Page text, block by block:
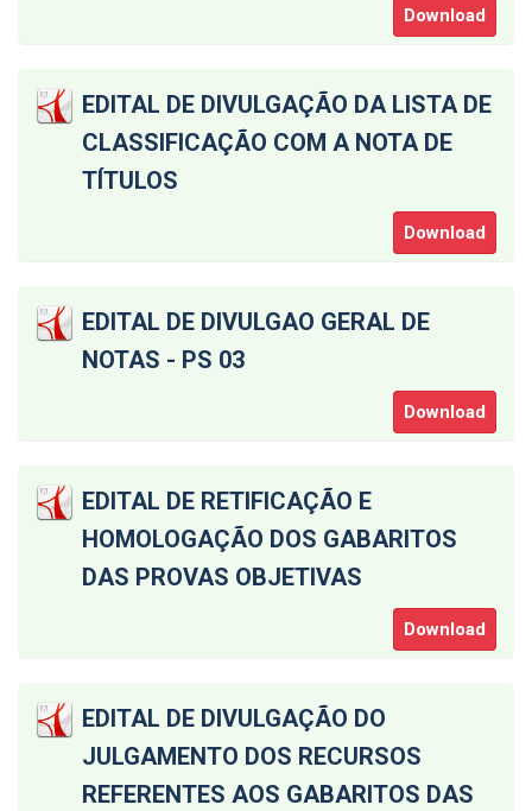
Download
EDITAL DE DIVULGAÇÃO DA LISTA DE
CLASSIFICAÇÃO COM A NOTA DE
TÍTULOS
Download
EDITAL DE DIVULGAO GERAL DE
NOTAS - PS 03
Download
EDITAL DE RETIFICAÇÃO E
HOMOLOGAÇÃO DOS GABARITOS
DAS PROVAS OBJETIVAS
Download
EDITAL DE DIVULGAÇÃO DO
JULGAMENTO DOS RECURSOS
REFERENTES AOS GABARITOS DAS